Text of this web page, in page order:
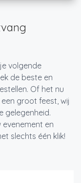
volgende
de beste en
Of het nu
groot feest, wij
gelegenheid.
en
slechts één klik!